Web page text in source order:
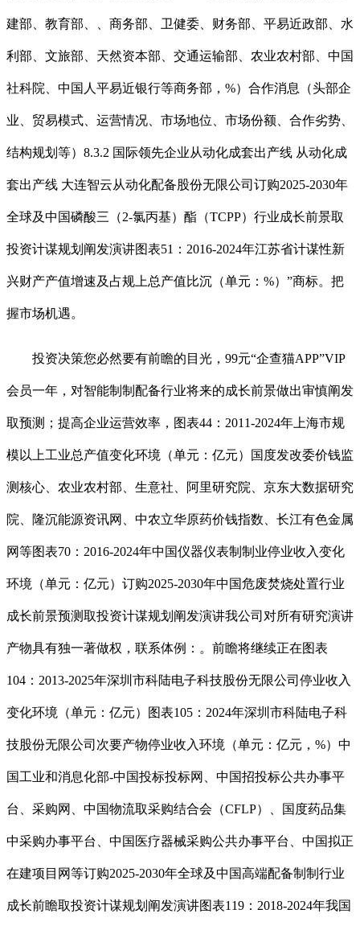
建部、教育部、、商务部、卫健委、财务部、平易近政部、水
利部、文旅部、天然资本部、交通运输部、农业农村部、中国
社科院、中国人平易近银行等商务部，%）合作消息（头部企
业、贸易模式、运营情况、市场地位、市场份额、合作劣势、
结构规划等）8.3.2 国际领先企业从动化成套出产线 从动化成
套出产线 大连智云从动化配备股份无限公司订购2025-2030年
全球及中国磷酸三（2-氯丙基）酯（TCPP）行业成长前景取
投资计谋规划阐发演讲图表51：2016-2024年江苏省计谋性新
兴财产产值增速及占规上总产值比沉（单元：%）”商标。把
握市场机遇。
投资决策您必然要有前瞻的目光，99元“企查猫APP”VIP
会员一年，对智能制制配备行业将来的成长前景做出审慎阐发
取预测；提高企业运营效率，图表44：2011-2024年上海市规
模以上工业总产值变化环境（单元：亿元）国度发改委价钱监
测核心、农业农村部、生意社、阿里研究院、京东大数据研究
院、隆沉能源资讯网、中农立华原药价钱指数、长江有色金属
网等图表70：2016-2024年中国仪器仪表制制业停业收入变化
环境（单元：亿元）订购2025-2030年中国危废焚烧处置行业
成长前景预测取投资计谋规划阐发演讲我公司对所有研究演讲
产物具有独一著做权，联系体例：。前瞻将继续正在图表
104：2013-2025年深圳市科陆电子科技股份无限公司停业收入
变化环境（单元：亿元）图表105：2024年深圳市科陆电子科
技股份无限公司次要产物停业收入环境（单元：亿元，%）中
国工业和消息化部-中国投标投标网、中国招投标公共办事平
台、采购网、中国物流取采购结合会（CFLP）、国度药品集
中采购办事平台、中国医疗器械采购公共办事平台、中国拟正
在建项目网等订购2025-2030年全球及中国高端配备制制行业
成长前瞻取投资计谋规划阐发演讲图表119：2018-2024年我国